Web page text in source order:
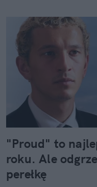
"Proud" to
roku. Ale
perełkę